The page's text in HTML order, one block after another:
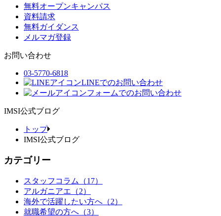
無料オープンキャンパス
資料請求
無料ガイダンス
メルマガ登録
お問い合わせ
03-5770-6818
LINEでのお問い合わせ
フォームでのお問い合わせ
IMSI公式ブログ
トップ
IMSI公式ブログ
カテゴリー
スタッフコラム（17）
アルガニアエ（2）
海外で活躍したい方へ（2）
就職希望の方へ（3）